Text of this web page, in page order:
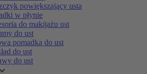
powiększający usta
w płynie
do makijażu ust
do ust
pomadka do ust
do ust
do ust